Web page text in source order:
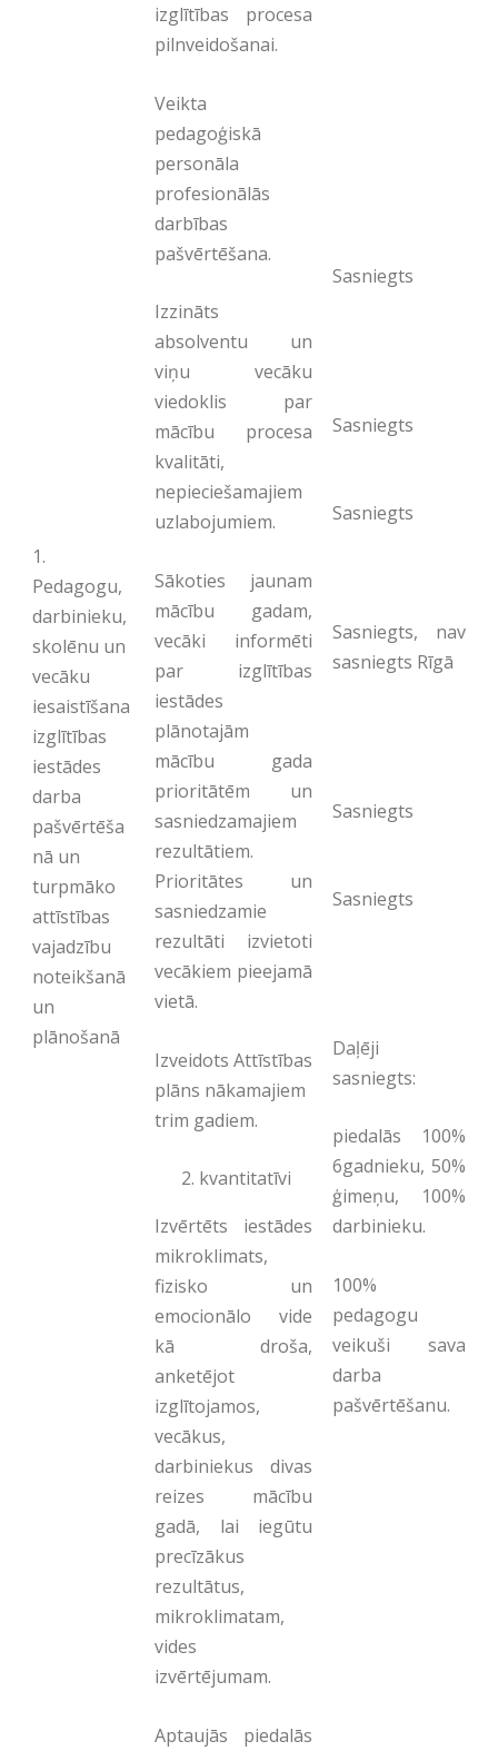
1.
Pedagogu,
darbinieku,
skolēnu un
vecāku
iesaistīšana
izglītības
iestādes
darba
pašvērtēša
nā un
turpmāko
attīstības
vajadzību
noteikšanā
un
plānošanā
izglītības procesa
pilnveidošanai.
Veikta
pedagoģiskā
personāla
profesionālās
darbības
pašvērtēšana.
Izzināts
absolventu un
viņu vecāku
viedoklis par
mācību procesa
kvalitāti,
nepieciešamajiem
uzlabojumiem.
Sākoties jaunam
mācību gadam,
vecāki informēti
par izglītības
iestādes
plānotajām
mācību gada
prioritātēm un
sasniedzamajiem
rezultātiem.
Prioritātes un
sasniedzamie
rezultāti izvietoti
vecākiem pieejamā
vietā.
Izveidots Attīstības
plāns nākamajiem
trim gadiem.
kvantitatīvi
Izvērtēts iestādes
mikroklimats,
fizisko un
emocionālo vide
kā droša,
anketējot
izglītojamos,
vecākus,
darbiniekus divas
reizes mācību
gadā, lai iegūtu
precīzākus
rezultātus,
mikroklimatam,
vides
izvērtējumam.
Aptaujās piedalās
Sasniegts
Sasniegts
Sasniegts
Sasniegts, nav
sasniegts Rīgā
Sasniegts
Sasniegts
Daļēji
sasniegts:
piedalās 100%
6gadnieku, 50%
ģimeņu, 100%
darbinieku.
100%
pedagogu
veikuši sava
darba
pašvērtēšanu.